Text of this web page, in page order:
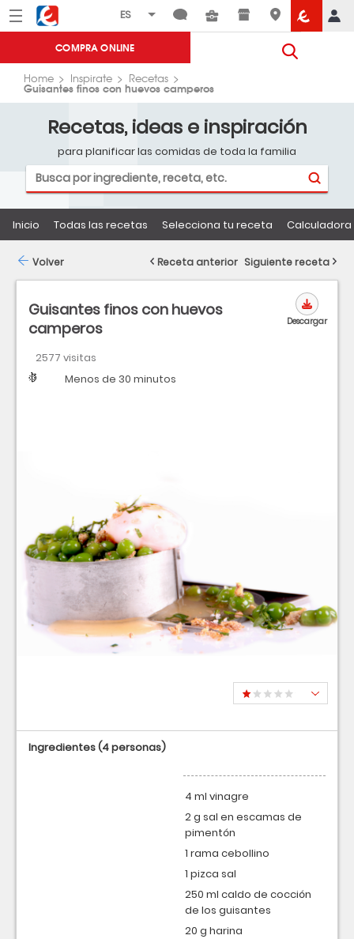
Menú Eroski
COMPRA ONLINE
Home Inspirate Recetas
Guisantes finos con huevos camperos
Recetas, ideas e inspiración
para planificar las comidas de toda la familia
Inicio Todas las recetas Selecciona tu receta
Guisantes finos con huevos
camperos
2577 visitas
Dificultad
Tiempo Menos de 30 minutos
Descargar
Ingredientes(4 personas)
4 ml vinagre
2 g sal en escamas de
pimentón
1 rama cebollino
1 pizca sal
250 ml caldo de cocción
de los guisantes
20 g harina
Volver Receta anterior Siguiente receta